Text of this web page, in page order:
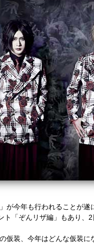
が今年も行われることが遂
「ぞんリザ編」もあり、2
仮装、今年はどんな仮装に